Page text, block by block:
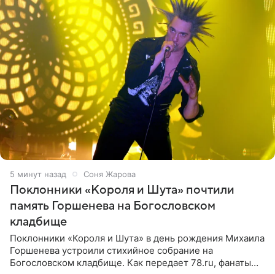
5 минут назад Соня Жарова
Поклонники «Короля и Шута» почтили
память Горшенева на Богословском
кладбище
Поклонники «Короля и Шута» в день рождения Михаила
Горшенева устроили стихийное собрание на
Богословском кладбище. Как передает 78.ru, фанаты